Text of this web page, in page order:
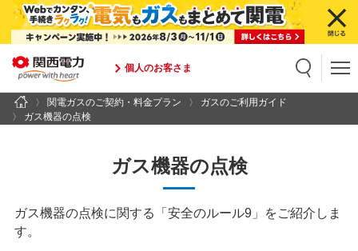
個人のお客さま
検索キーワード入力
関電ガスのご契約・料金プラン
ガスのご利用ガイド
ガス機器の点検
ガス機器の点検
ガス機器の点検に関する「安全のルール9」をご紹介しま
す。